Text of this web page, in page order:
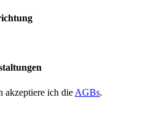
akzeptiere ich die AGBs.